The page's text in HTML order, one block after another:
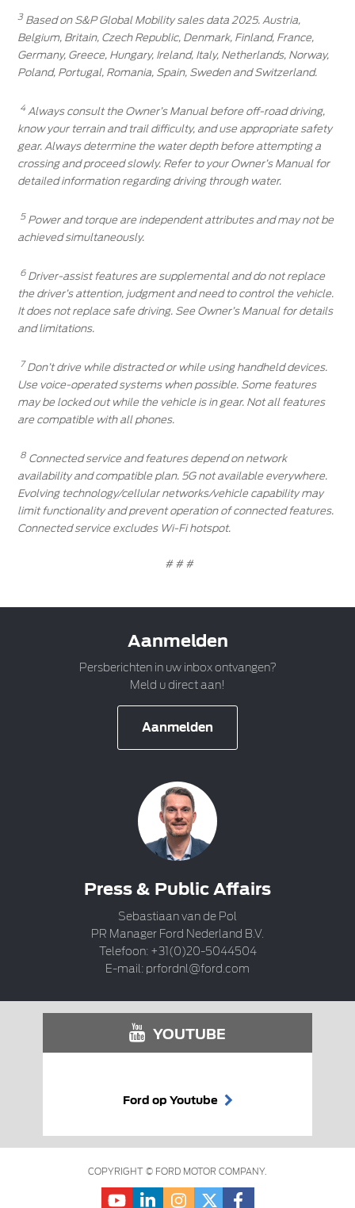
3 Based on S&P Global Mobility sales data 2025. Austria,
Belgium, Britain, Czech Republic, Denmark, Finland, France,
Germany, Greece, Hungary, Ireland, Italy, Netherlands, Norway,
Poland, Portugal, Romania, Spain, Sweden and Switzerland.
4 Always consult the Owner’s Manual before off-road driving,
know your terrain and trail difficulty, and use appropriate safety
gear. Always determine the water depth before attempting a
crossing and proceed slowly. Refer to your Owner’s Manual for
detailed information regarding driving through water.
5 Power and torque are independent attributes and may not be
achieved simultaneously.
6 Driver-assist features are supplemental and do not replace
the driver’s attention, judgment and need to control the vehicle.
It does not replace safe driving. See Owner’s Manual for details
and limitations.
7Don’t drive while distracted or while using handheld devices.
Use voice-operated systems when possible. Some features
may be locked out while the vehicle is in gear. Not all features
are compatible with all phones.
8 Connected service and features depend on network
availability and compatible plan. 5G not available everywhere.
Evolving technology/cellular networks/vehicle capability may
limit functionality and prevent operation of connected features.
Connected service excludes Wi-Fi hotspot.
# # #
Aanmelden
Persberichten in uw inbox ontvangen?
Meld u direct aan!
Aanmelden
Press & Public Affairs
Sebastiaan van de Pol
PR Manager Ford Nederland B.V.
Telefoon: +31(0)20-5044504
E-mail: prfordnl@ford.com
YOUTUBE
Ford op Youtube
COPYRIGHT © FORD MOTOR COMPANY.